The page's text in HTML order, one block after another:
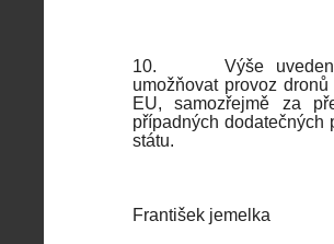
10.
Výše
umožňovat provoz
EU, samozřejmě za
případných dodatečných
státu.
František jemelka